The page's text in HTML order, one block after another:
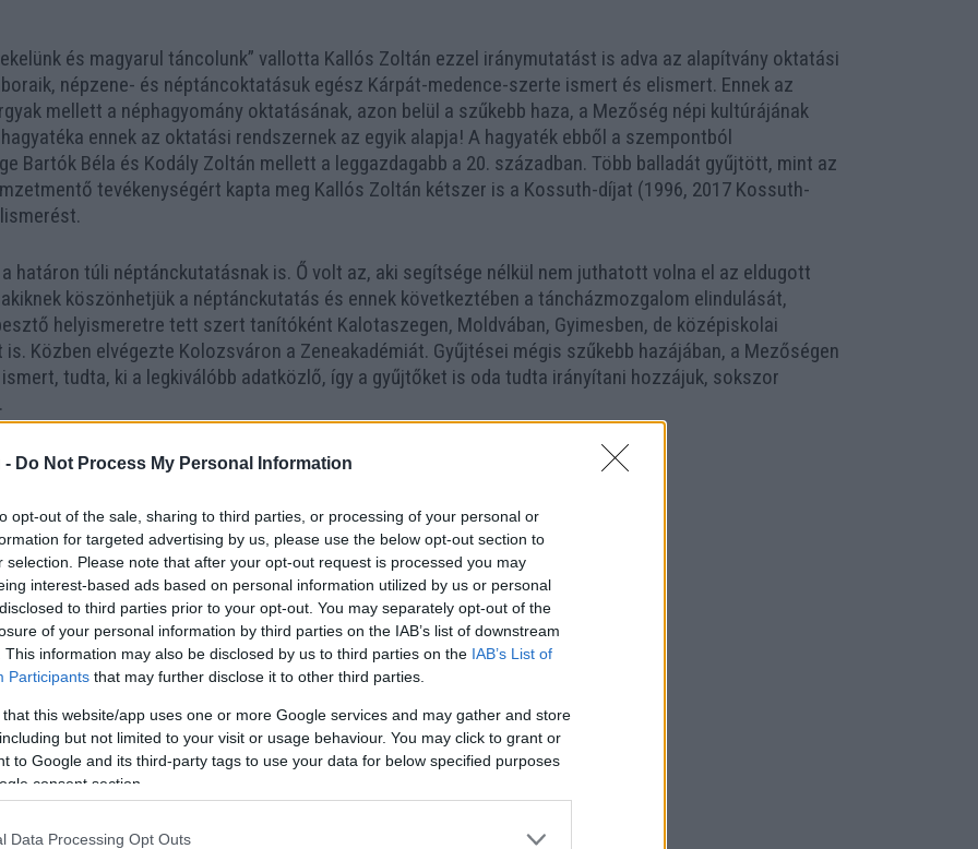
- Do Not Process My Personal Information
opt-out of the sale, sharing to third parties, or processing of your personal or
for targeted advertising by us, please use the below opt-out section to
selection. Please note that after your opt-out request is processed you may
interest-based ads based on personal information utilized by us or personal
to third parties prior to your opt-out. You may separately opt-out of the
of your personal information by third parties on the IAB’s list of downstream
This information may also be disclosed by us to third parties on the IAB’s List of
Participants that may further disclose it to other third parties.
that this website/app uses one or more Google services and may gather and store
but not limited to your visit or usage behaviour. You may click to grant or
to Google and its third-party tags to use your data for below specified purposes
consent section.
Data Processing Opt Outs
és magyarul táncolunk” vallotta Kallós Zoltán ezzel iránymutatást is adva az alapítvány oktatási
népzene- és néptáncoktatásuk egész Kárpát-medence-szerte ismert és elismert. Ennek az
mellett a néphagyomány oktatásának, azon belül a szűkebb haza, a Mezőség népi kultúrájának
ennek az oktatási rendszernek az egyik alapja! A hagyaték ebből a szempontból
Bartók Béla és Kodály Zoltán mellett a leggazdagabb a 20. században. Több balladát gyűjtött, mint az
tevékenységért kapta meg Kallós Zoltán kétszer is a Kossuth-díjat (1996, 2017 Kossuth-
határon túli néptánckutatásnak is. Ő volt az, aki segítsége nélkül nem juthatott volna el az eldugott
köszönhetjük a néptánckutatás és ennek következtében a táncházmozgalom elindulását,
helyismeretre tett szert tanítóként Kalotaszegen, Moldvában, Gyimesben, de középiskolai
Közben elvégezte Kolozsváron a Zeneakadémiát. Gyűjtései mégis szűkebb hazájában, a Mezőségen
tudta, ki a legkiválóbb adatközlő, így a gyűjtőket is oda tudta irányítani hozzájuk, sokszor